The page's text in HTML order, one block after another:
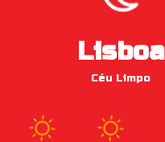
Lisboa
Céu Limpo